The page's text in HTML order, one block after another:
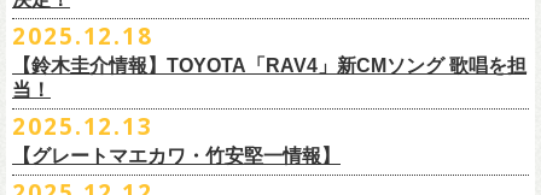
うつみようこ(Vo)
鈴木圭介(Vo)
ミスター小西(Vo)
奥野真哉(Key)
中森泰弘(G)
竹安堅一(G)
グレートマエカワ(B)
チケット料金：4,800円（税込/整理番号付/ドリンク代別）
※6/13＠鳥羽はドリンク代なし
※高校生以下は当日¥2,000キャッシュバック（当日年齢を証明できるも
の（学生証、保険証など）
一般チケット発売日：3月8日(日)
◎「フォークの爆発2026 〜座って演奏するスタイルです〜」
え、今のフラカンをリアルに映し出した148分の映像、またライブ音源と
しても楽しめるのに加え、新保勇樹、CHIYORI、2人の気鋭カメラマンが
当日あらゆる角度から切り取った写真を贅沢にまとめた72ページのフォ
トブックも同梱したスペシャルパッケージ仕様で販売致します。
フラカンのweb shop「ニワトリ堂」、そして1/31(土)札幌公演よりフラカ
ンのライブ会場にて販売がスタート！
◎フラワーカンパニーズ「フラカンの日本武道館 Part2 〜超・今が
旬〜」
配信日：2025年12月30日(火)正午
視聴料：U-NEXT月額会員視聴無料配信URL：https:
//t.unext.jp/r/flowercompanyz
＊以下過去ライブ作品も配信中
＊一般チケット発売日が当初のご案内より変更となりました
4月4日(土) ,5日(日)に開催される「WALK INN FES! 2026 IN 桜島」にフ
ザ50回転ズとの対バンツアーが決定！
「フラカンと行くザ50回転ズの故郷巡りツアー！」と題し、ザ50回転ズ
のメンバーの故郷、堺、出雲、徳島を２バンドで巡ります！
2025.12.18
【鈴木圭介情報】TOYOTA「RAV4」新CMソング 歌唱を担
当！
TOYOTA「RAV4」の新CMソングの歌唱を鈴木圭介が担当
2025年12月17日発売とともに新作CMが公開され
ナレーションも担当しております。
2025.12.13
【グレートマエカワ・竹安堅一情報】